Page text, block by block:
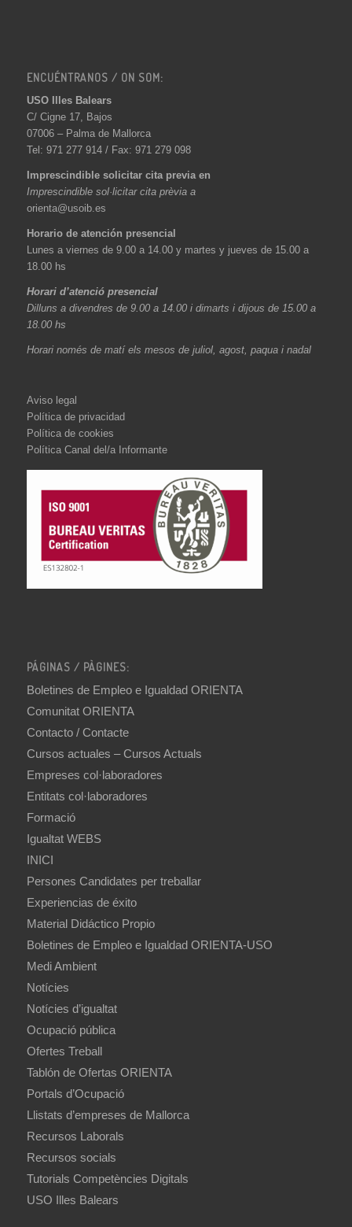
ENCUÉNTRANOS / ON SOM:
USO Illes Balears
C/ Cigne 17, Bajos
07006 – Palma de Mallorca
Tel: 971 277 914 / Fax: 971 279 098
Imprescindible solicitar cita previa en
Imprescindible sol·licitar cita prèvia a
orienta@usoib.es
Horario de atención presencial
Lunes a viernes de 9.00 a 14.00 y martes y jueves de 15.00 a
18.00 hs
Horari d’atenció presencial
Dilluns a divendres de 9.00 a 14.00 i dimarts i dijous de 15.00 a
18.00 hs
Horari només de matí els mesos de juliol, agost, paqua i nadal
Aviso legal
Política de privacidad
Política de cookies
Política Canal del/a Informante
PÁGINAS / PÀGINES:
Boletines de Empleo e Igualdad ORIENTA
Comunitat ORIENTA
Contacto / Contacte
Cursos actuales – Cursos Actuals
Empreses col·laboradores
Entitats col·laboradores
Formació
Igualtat WEBS
INICI
Persones Candidates per treballar
Experiencias de éxito
Material Didáctico Propio
Boletines de Empleo e Igualdad ORIENTA-USO
Medi Ambient
Notícies
Notícies d’igualtat
Ocupació pública
Ofertes Treball
Tablón de Ofertas ORIENTA
Portals d’Ocupació
Llistats d’empreses de Mallorca
Recursos Laborals
Recursos socials
Tutorials Competències Digitals
USO Illes Balears